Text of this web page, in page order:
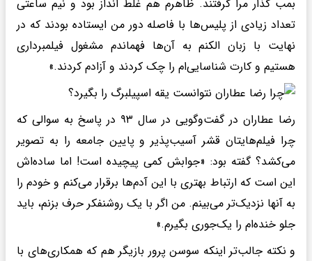
بمب گذار مرا گرفتند. ظاهرم هم غلط انداز بود و نیم ساعتی
تعداد زیادی از پلیس‌ها با فاصله دور من ایستاده بودند که در
نهایت با زبان الکنم به آن‌ها فهماندم مشغول فیلمبرداری
هستیم و کارت شناسایی‌ام را چک کردند و آزادم کردند.»
رضا عطاران در گفت‌وگویی در سال ۹۳ در پاسخ به سوالی که
چرا فیلم‌هایتان قشر آسیب‌پذیر و پایین جامعه را به تصویر
می‌کشد؟ گفته بود: «جوابش کمی پیچیده است! اما ساده‌اش
این است که ارتباط بهتری با این آدم‌ها برقرار می‌کنم و خودم را
به آنها نزدیک‌تر می‌بینم. من اگر با یک روشنفکر حرف بزنم، باید
جلو خنده‌ام را یک‌جوری بگیرم.»
و نکته جالب‌تر اینکه سوسن پرور بازیگر هم که همکاری‌های با